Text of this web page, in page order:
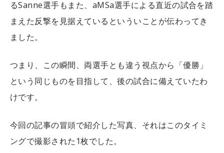
るSanne選手もまた、aMSa選手による直近の試合を踏
まえた反撃を見据えているといういことが伝わってき
ました。
つまり、この瞬間、両選手とも違う視点から「優勝」
という同じものを目指して、後の試合に備えていたわ
けです。
今回の記事の冒頭で紹介した写真、それはこのタイミ
ングで撮影された1枚でした。